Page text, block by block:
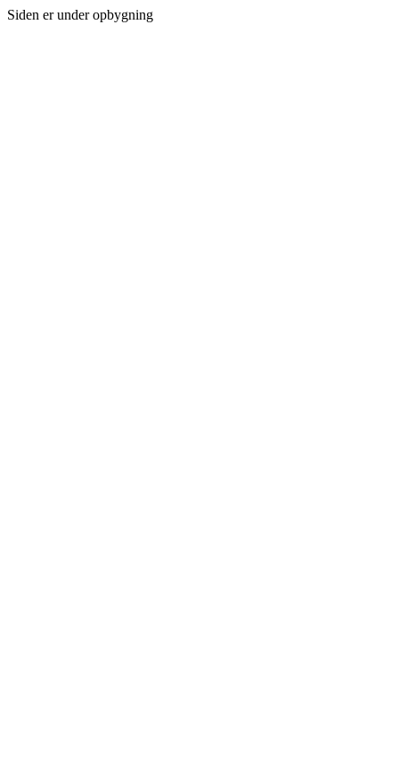
Siden er under opbygning